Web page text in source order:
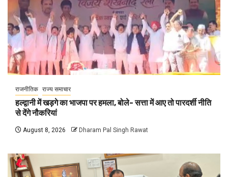
राजनीतिक राज्य समाचार
हल्द्वानी में खड़गे का भाजपा पर हमला, बोले- सत्ता में आए तो पारदर्शी नीति
से देंगे नौकरियां
August 8, 2026 Dharam Pal Singh Rawat